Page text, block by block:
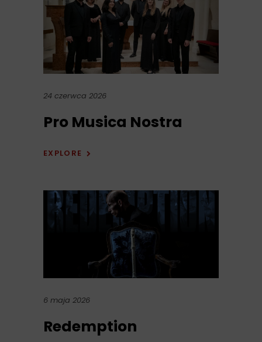
24 czerwca 2026
Pro Musica Nostra
EXPLORE
6 maja 2026
Redemption